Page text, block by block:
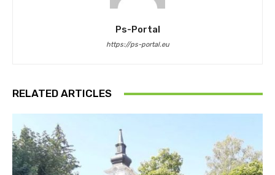
Ps-Portal
https://ps-portal.eu
RELATED ARTICLES